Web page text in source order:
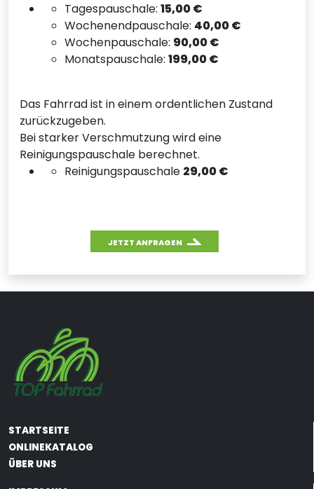
Tagespauschale: 15,00 €
Wochenendpauschale: 40,00 €
Wochenpauschale: 90,00 €
Monatspauschale: 199,00 €
Das Fahrrad ist in einem ordentlichen Zustand
zurückzugeben.
Bei starker Verschmutzung wird eine
Reinigungspauschale berechnet.
Reinigungspauschale 29,00 €
JETZT ANFRAGEN
STARTSEITE
ONLINEKATALOG
ÜBER UNS